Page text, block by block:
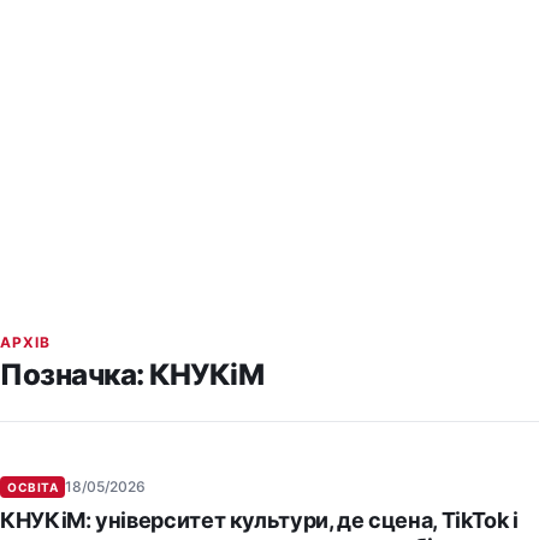
АРХІВ
Позначка: КНУКіМ
ОСВІТА 18/05/2026
КНУКіМ: університет культури, де сцена, TikTok і